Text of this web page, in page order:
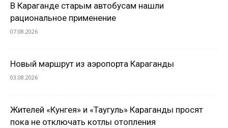
В Караганде старым автобусам нашли
рациональное применение
07.08.2026
Новый маршрут из аэропорта Караганды
03.08.2026
Жителей «Кунгея» и «Таугуль» Караганды просят
пока не отключать котлы отопления